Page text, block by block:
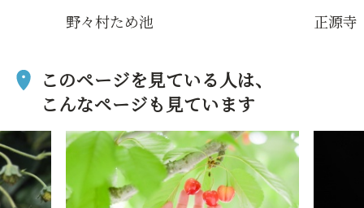
野々村ため池 正源寺
このページを見ている人は、
こんなページも見ています